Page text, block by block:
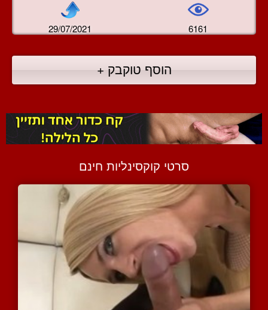
29/07/2021 6161
הוסף טוקבק +
סרטי קוקסינליות חינם